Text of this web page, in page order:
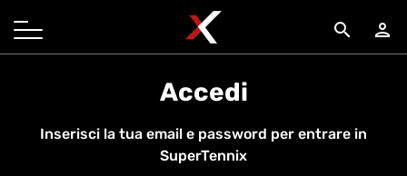
search person
Accedi
Inserisci la tua email e password per entrare in
SuperTennix